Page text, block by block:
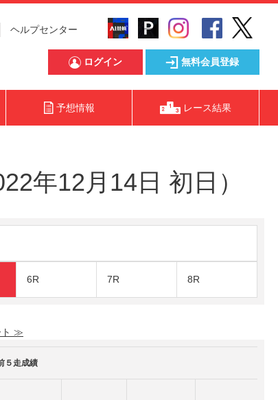
ヘルプセンター
ログイン 無料会員登録
予想情報 レース結果
年12月14日 初日）
6R 7R 8R
ト ≫
５走成績